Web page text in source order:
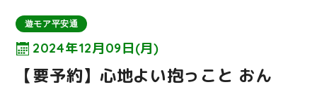
遊モア平安通
2024年12月09日(月)
【要予約】心地よい抱っこと おん